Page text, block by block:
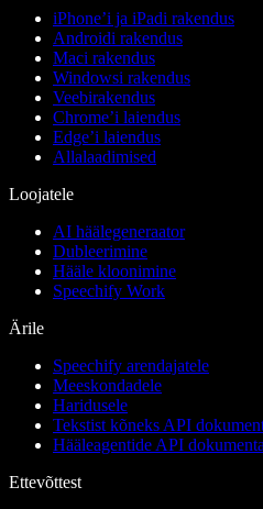
iPhone’i ja iPadi rakendus
Androidi rakendus
Maci rakendus
Windowsi rakendus
Veebirakendus
Chrome’i laiendus
Edge’i laiendus
Allalaadimised
Loojatele
AI häälegeneraator
Dubleerimine
Hääle kloonimine
Speechify Work
Ärile
Speechify arendajatele
Meeskondadele
Haridusele
Tekstist kõneks API
Hääleagentide API
Ettevõttest